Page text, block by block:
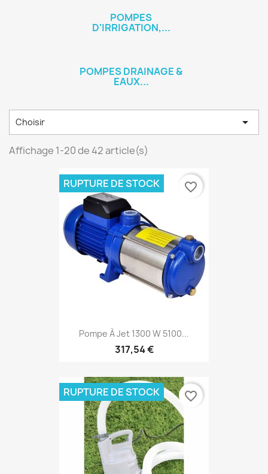
POMPES
D'IRRIGATION,...
POMPES DRAINAGE &
EAUX...
Choisir 
Affichage 1-20 de 42 article(s)
Pompe À Jet 1300 W 5100...
317,54 €
RUPTURE DE STOCK favorite_border
RUPTURE DE STOCK favorite_border